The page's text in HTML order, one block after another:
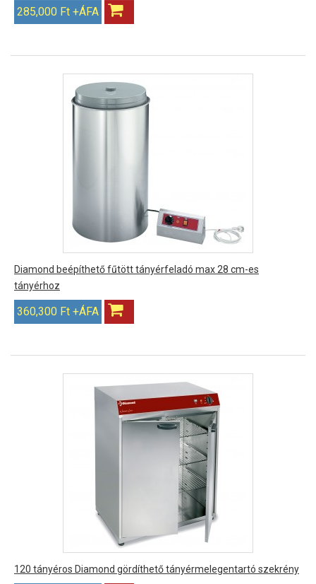
285,000 Ft +ÁFA
Diamond beépíthető fűtött tányérfeladó max 28 cm-es
tányérhoz
360,300 Ft +ÁFA
120 tányéros Diamond gördíthető tányérmelegentartó szekrény